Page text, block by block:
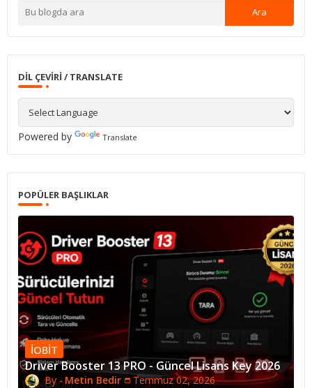
DIL ÇEVIRI / TRANSLATE
Powered by Translate
POPÜLER BAŞLIKLAR
IOBIT
Driver Booster 13 PRO - Güncel Lisans Key 2026
Metin Bedir Temmuz 02, 2026